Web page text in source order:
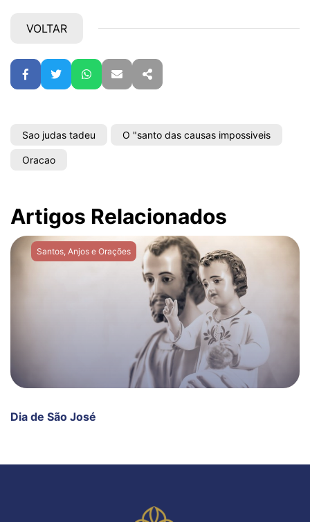
VOLTAR
FacebookTwitterWhatsApp
E-mailPartilhar
Sao judas tadeu O "santo das causas impossiveis
Oracao
Artigos Relacionados
Santos, Anjos e Orações
Dia de São José